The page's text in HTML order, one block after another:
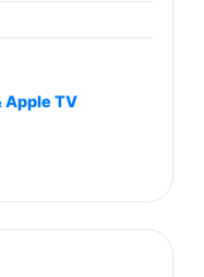
(33-45-78
et port USB
S26 Ultra
S26+ Violet
Apple TV